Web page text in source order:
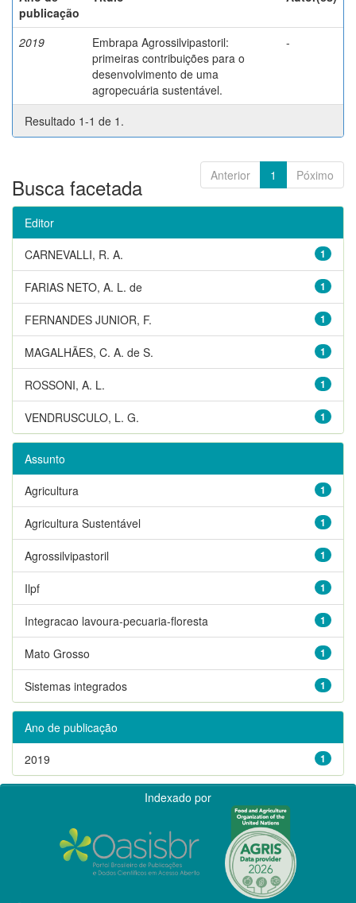
publicação
2019
Embrapa Agrossilvipastoril:
primeiras contribuições para o
desenvolvimento de uma
agropecuária sustentável.
-
Resultado 1-1 de 1.
Anterior 1 Póximo
Busca facetada
Editor
1
CARNEVALLI, R. A.
1
FARIAS NETO, A. L. de
1
FERNANDES JUNIOR, F.
1
MAGALHÃES, C. A. de S.
1
ROSSONI, A. L.
1
VENDRUSCULO, L. G.
Assunto
1
Agricultura
1
Agricultura Sustentável
1
Agrossilvipastoril
1
Ilpf
1
Integracao lavoura-pecuaria-floresta
1
Mato Grosso
1
Sistemas integrados
Ano de publicação
1
2019
Indexado por